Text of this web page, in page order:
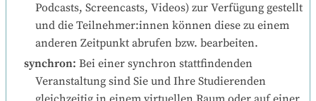
Podcasts, Screencasts, Videos) zur Verfügung gestellt
und die Teilnehmer:innen können diese zu einem
anderen Zeitpunkt abrufen bzw. bearbeiten.
synchron: Bei einer synchron stattfindenden
Veranstaltung sind Sie und Ihre Studierenden